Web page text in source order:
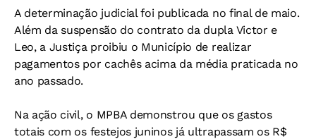
A determinação judicial foi publicada no final de maio.
Além da suspensão do contrato da dupla Victor e
Leo, a Justiça proibiu o Município de realizar
pagamentos por cachês acima da média praticada no
ano passado.
Na ação civil, o MPBA demonstrou que os gastos
totais com os festejos juninos já ultrapassam os R$